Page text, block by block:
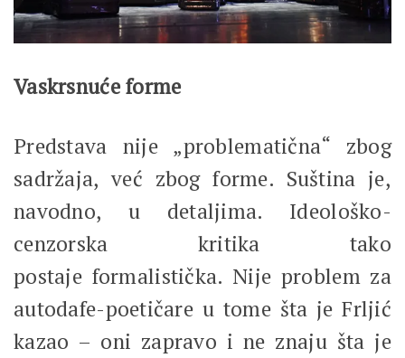
Vaskrsnuće forme
Predstava nije „problematična“ zbog
sadržaja, već zbog forme. Suština je,
navodno, u detaljima. Ideološko-
cenzorska kritika tako
postaje formalistička. Nije problem za
autodafe-poetičare u tome šta je Frljić
kazao – oni zapravo i ne znaju šta je